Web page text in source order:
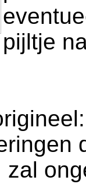
pijltje
zal